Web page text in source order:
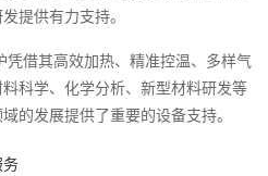
提供有力支持。
凭借其高效加热、精准控温、多样气
科学、化学分析、新型材料研发等
的发展提供了重要的设备支持。‍
务